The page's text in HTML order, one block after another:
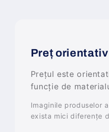
Preț orientativ
Prețul este
funcție de
Imaginile produselor
exista mici diferențe